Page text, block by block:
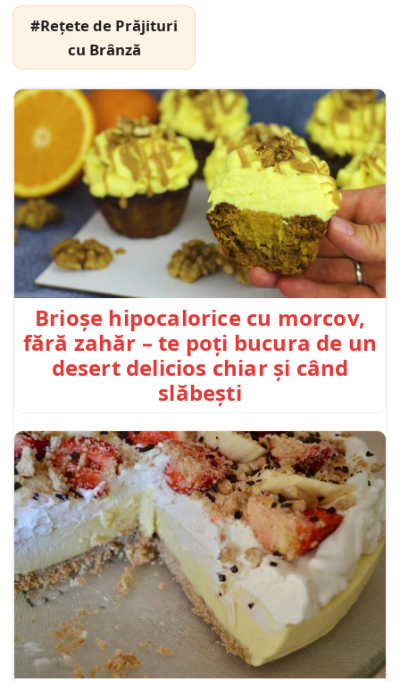
#Rețete de Prăjituri
cu Brânză
Brioșe hipocalorice cu morcov,
fără zahăr – te poți bucura de un
desert delicios chiar și când
slăbești